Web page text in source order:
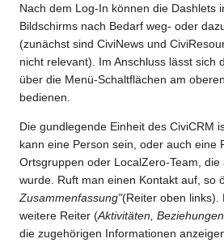
Nach dem Log-In können die Dashlets
Bildschirms nach Bedarf weg- oder
(zunächst sind CiviNews und
nicht relevant). Im Anschluss lässt sich
über die Menü-Schaltflächen am
bedienen.
Die gundlegende Einheit des CiviCRM
kann eine Person sein, oder auch eine
Ortsgruppen oder LocalZero-Team, die
wurde. Ruft man einen Kontakt auf, so
Zusammenfassung"(Reiter oben links).
weitere Reiter (Aktivitäten,
die zugehörigen Informationen